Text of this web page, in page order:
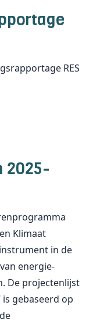
RES
2025-
Klimaat
in de
energie-
De projectenlijst
is gebaseerd op